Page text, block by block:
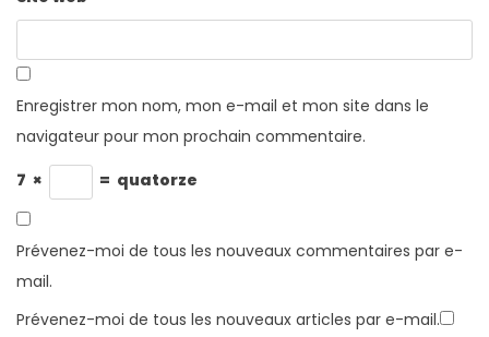
Enregistrer mon nom, mon e-mail et mon site dans le
navigateur pour mon prochain commentaire.
7 × = quatorze
Prévenez-moi de tous les nouveaux commentaires par e-
mail.
Prévenez-moi de tous les nouveaux articles par e-mail.